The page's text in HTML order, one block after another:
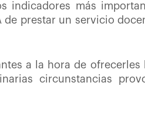
indicadores más
prestar un servicio
a la hora de ofrecerles
circunstancias